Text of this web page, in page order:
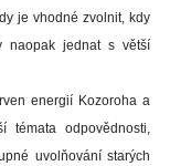
je vhodné zvolnit, kdy
naopak jednat s větší
energií Kozoroha a
témata odpovědnosti,
uvolňování starých